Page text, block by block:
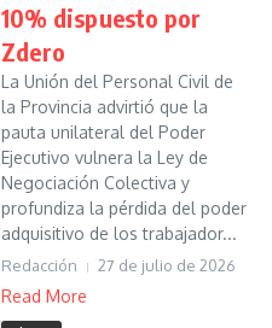
10% dispuesto por
Zdero
La Unión del Personal Civil de
la Provincia advirtió que la
pauta unilateral del Poder
Ejecutivo vulnera la Ley de
Negociación Colectiva y
profundiza la pérdida del poder
adquisitivo de los trabajador...
Redacción 27 de julio de 2026
Read More